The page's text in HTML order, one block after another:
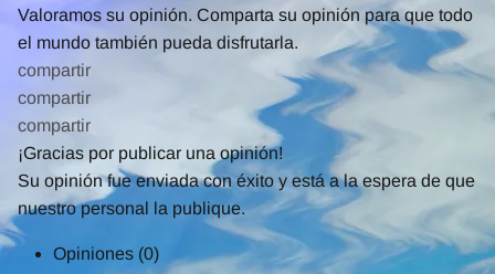
Valoramos su opinión. Comparta su opinión para que todo
el mundo también pueda disfrutarla.
compartir
compartir
compartir
¡Gracias por publicar una opinión!
Su opinión fue enviada con éxito y está a la espera de que
nuestro personal la publique.
Opiniones (0)